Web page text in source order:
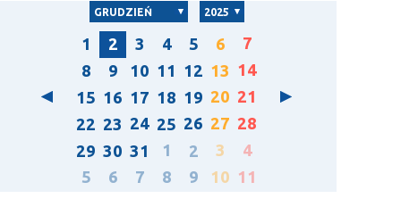
GRUDZIEŃ 2025
1 2 3 4 5 6
7
8
9 10 11 12 13 14
15 16 17 18 19 20 21
22 23 24 25 26 27 28
29 30 31 1 2 3
4
5
6 7 8 9 10 11